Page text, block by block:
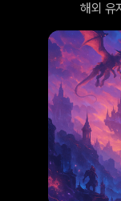
해외 유